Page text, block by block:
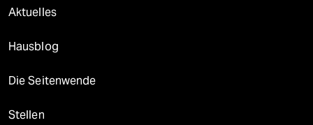
Aktuelles
Hausblog
Die Seitenwende
Stellen